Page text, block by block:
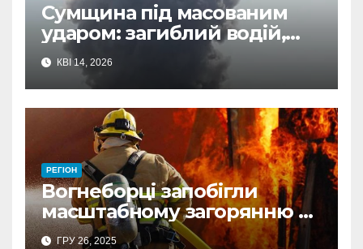
Сумщина під масованим
ударом: загиблий водій,
поранені та пошкоджена
інфраструктура у 14
громадах
КВІ 14, 2026
РЕГІОН
Вогнеборці запобігли
масштабному загорянню в
житловому секторі на
ГРУ 26, 2025